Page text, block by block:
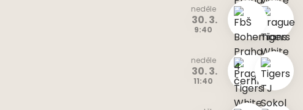
neděle
30. 3.
9:40
neděle
30. 3.
11:40